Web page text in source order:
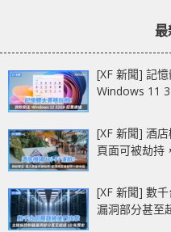
最
[XF 新聞] 記
Windows 11
[XF 新聞] 酒
頁面可被劫持
[XF 新聞] 數
漏洞部分甚至